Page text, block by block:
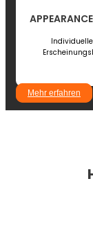
APPEARANCE
Mehr erfahren